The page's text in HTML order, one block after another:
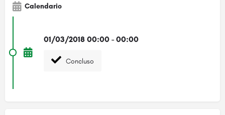
Calendario
01/03/2018 00:00 - 00:00
Concluso